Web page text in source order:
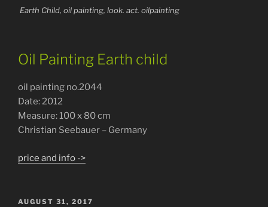
Earth Child, oil painting, look. act. oilpainting
Oil Painting Earth child
oil painting no.2044
Date: 2012
Measure: 100 x 80 cm
Christian Seebauer – Germany
price and info ->
POSTED
AUGUST 31, 2017